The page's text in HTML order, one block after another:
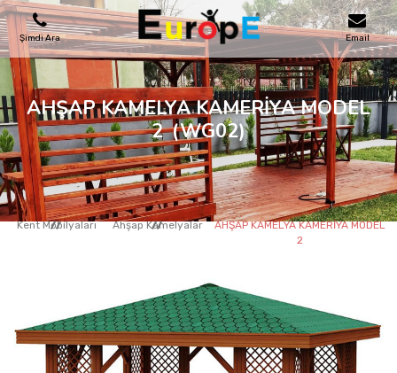
Şimdi Ara Email
OYUN PARKLARI
SKATEPARKLAR
AHŞAP EVLER
REFERANSLAR
AHŞAP KAMELYA KAMERİYA MODEL
2 (WG02)
Kent Mobilyaları Ahşap Kamelyalar
AHŞAP KAMELYA KAMERİYA MODEL
2